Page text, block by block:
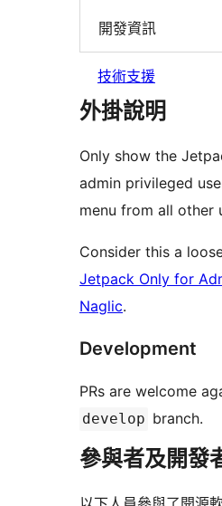
開發資訊
技術支援
外掛說明
Only show the
admin privileged
menu from all other
Consider this a
Jetpack Only for
Naglic.
Development
PRs are welcome
develop branch.
參與者及開發